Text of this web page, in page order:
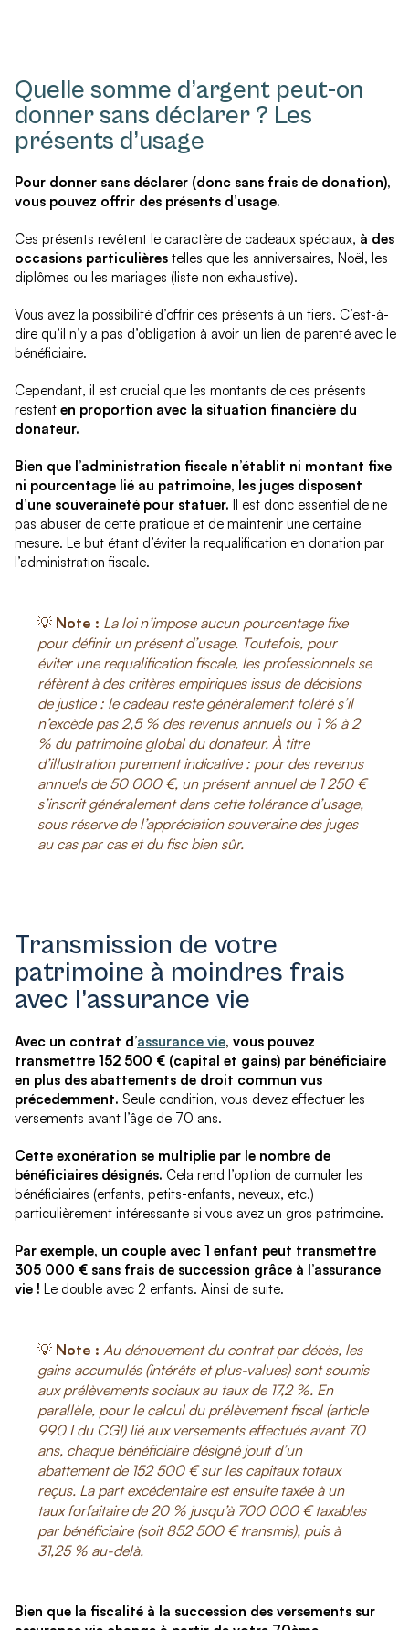
Quelle somme d’argent peut-on
donner sans déclarer ? Les
présents d’usage
Pour donner sans déclarer (donc sans frais de donation),
vous pouvez offrir des présents d’usage.
Ces présents revêtent le caractère de cadeaux spéciaux, à des
occasions particulières telles que les anniversaires, Noël, les
diplômes ou les mariages (liste non exhaustive).
Vous avez la possibilité d’offrir ces présents à un tiers. C’est-à-
dire qu’il n’y a pas d’obligation à avoir un lien de parenté avec le
bénéficiaire.
Cependant, il est crucial que les montants de ces présents
restent en proportion avec la situation financière du
donateur.
Bien que l’administration fiscale n’établit ni montant fixe
ni pourcentage lié au patrimoine, les juges disposent
d’une souveraineté pour statuer. Il est donc essentiel de ne
pas abuser de cette pratique et de maintenir une certaine
mesure. Le but étant d’éviter la requalification en donation par
l’administration fiscale.
💡 Note : La loi n’impose aucun pourcentage fixe
pour définir un présent d’usage. Toutefois, pour
éviter une requalification fiscale, les professionnels se
réfèrent à des critères empiriques issus de décisions
de justice : le cadeau reste généralement toléré s’il
n’excède pas 2,5 % des revenus annuels ou 1 % à 2
% du patrimoine global du donateur. À titre
d’illustration purement indicative : pour des revenus
annuels de 50 000 €, un présent annuel de 1 250 €
s’inscrit généralement dans cette tolérance d’usage,
sous réserve de l’appréciation souveraine des juges
au cas par cas et du fisc bien sûr.
Transmission de votre
patrimoine à moindres frais
avec l’assurance vie
Avec un contrat d’assurance vie, vous pouvez
transmettre 152 500 € (capital et gains) par bénéficiaire
en plus des abattements de droit commun vus
précedemment. Seule condition, vous devez effectuer les
versements avant l’âge de 70 ans.
Cette exonération se multiplie par le nombre de
bénéficiaires désignés. Cela rend l’option de cumuler les
bénéficiaires (enfants, petits-enfants, neveux, etc.)
particulièrement intéressante si vous avez un gros patrimoine.
Par exemple, un couple avec 1 enfant peut transmettre
305 000 € sans frais de succession grâce à l’assurance
vie ! Le double avec 2 enfants. Ainsi de suite.
💡 Note : Au dénouement du contrat par décès, les
gains accumulés (intérêts et plus-values) sont soumis
aux prélèvements sociaux au taux de 17,2 %. En
parallèle, pour le calcul du prélèvement fiscal (article
990 I du CGI) lié aux versements effectués avant 70
ans, chaque bénéficiaire désigné jouit d’un
abattement de 152 500 € sur les capitaux totaux
reçus. La part excédentaire est ensuite taxée à un
taux forfaitaire de 20 % jusqu’à 700 000 € taxables
par bénéficiaire (soit 852 500 € transmis), puis à
31,25 % au-delà.
Bien que la fiscalité à la succession des versements sur